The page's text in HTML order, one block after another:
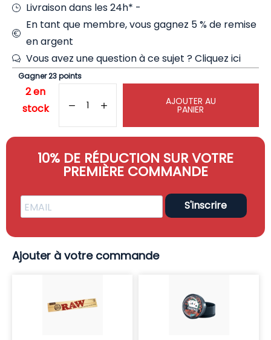
Livraison dans les 24h* -
En tant que membre, vous gagnez 5 % de remise
en argent
Vous avez une question à ce sujet ?Cliquez ici
Gagner 23 points
2 en
stock
AJOUTER AU
PANIER
10% DE RÉDUCTION SUR VOTRE
PREMIÈRE COMMANDE
S'inscrire
Ajouter à votre commande